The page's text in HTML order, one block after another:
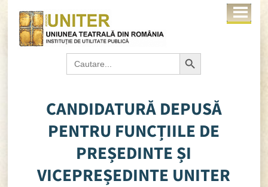
Search
for:
Search Button
CANDIDATURĂ DEPUSĂ
PENTRU FUNCȚIILE DE
PREȘEDINTE ȘI
VICEPREȘEDINTE UNITER